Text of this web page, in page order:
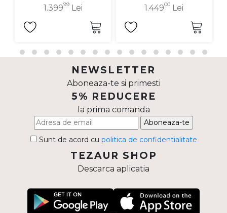
1.39999Lei 1.44900Lei
NEWSLETTER
Aboneaza-te si primesti
5% REDUCERE
la prima comanda
Aboneaza-te
Sunt de acord cu politica de confidentialitate
TEZAUR SHOP
Descarca aplicatia